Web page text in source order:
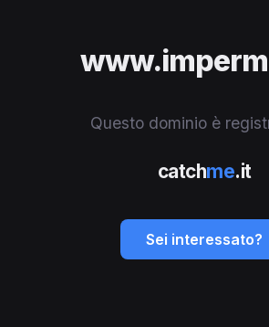
Questo dominio è
catchme.it
Sei interessato?